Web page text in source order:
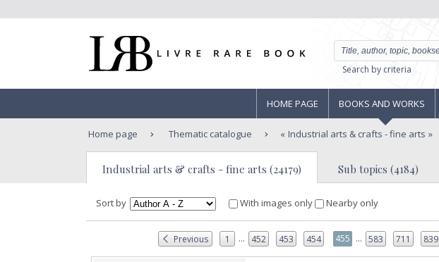
Search by criteria
HOME PAGE BOOKS AND WORKS
Home page Thematic catalogue Industrial arts & crafts - fine arts
Industrial arts & crafts - fine arts (24179) Sub topics (4184)
Sort by With images only Nearby only
Previous 1 ... 452 453 454 455 ... 583 711 839